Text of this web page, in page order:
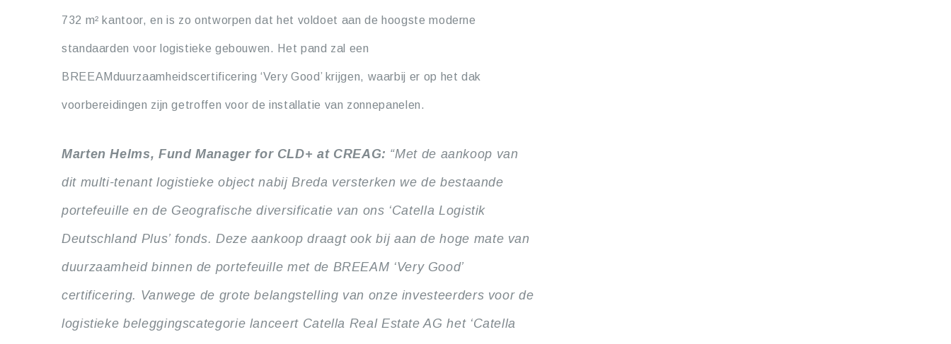
732 m² kantoor, en is zo ontworpen dat het voldoet aan de hoogste moderne
standaarden voor logistieke gebouwen. Het pand zal een
BREEAMduurzaamheidscertificering ‘Very Good’ krijgen, waarbij er op het dak
voorbereidingen zijn getroffen voor de installatie van zonnepanelen.
Marten Helms, Fund Manager for CLD+ at CREAG: “Met de aankoop van
dit multi-tenant logistieke object nabij Breda versterken we de bestaande
portefeuille en de Geografische diversificatie van ons ‘Catella Logistik
Deutschland Plus’ fonds. Deze aankoop draagt ook bij aan de hoge mate van
duurzaamheid binnen de portefeuille met de BREEAM ‘Very Good’
certificering. Vanwege de grote belangstelling van onze investeerders voor de
logistieke beleggingscategorie lanceert Catella Real Estate AG het ‘Catella